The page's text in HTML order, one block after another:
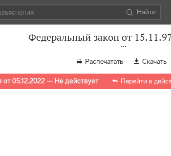
Найти
Федеральный закон от
Распечатать Скачать
от 05.12.2022 — Не действует Перейти в